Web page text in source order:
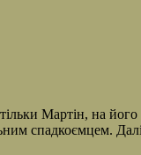
Мартін, на
спадкоємцем.